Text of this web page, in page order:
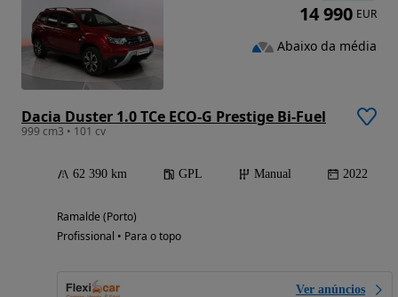
Dacia Duster 1.0 TCe ECO-G Prestige Bi-Fuel
999 cm3 • 101 cv
62 390 km GPL Manual 2022
Ramalde (Porto)
Profissional • Para o topo
Ver anúncios
14 990 EUR
Abaixo da média